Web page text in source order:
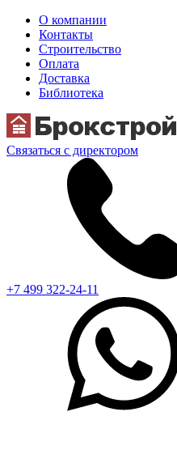
О компании
Контакты
Строительство
Оплата
Доставка
Библиотека
Связаться с директором
+7 499 322-24-11